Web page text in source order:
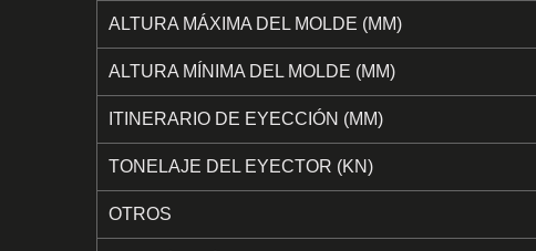
ALTURA MÁXIMA DEL MOLDE (MM)
ALTURA MÍNIMA DEL MOLDE (MM)
ITINERARIO DE EYECCIÓN (MM)
TONELAJE DEL EYECTOR (KN)
OTROS